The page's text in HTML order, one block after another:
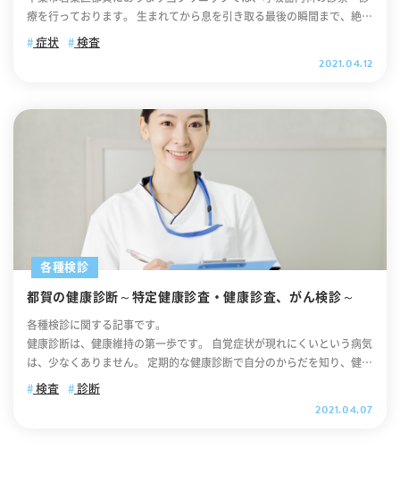
がって、可能であれば両方ともに「PCR検査」を行なうことをお勧めし
インフルエンザ検査の費用 インフルエンザ検査の費用は、保険適用の
場合は約2,000円程度が目安です。ただし、健康保険の種類によって異
000円程度になります。なお、初診の場合は、初診料が若干加算される
ことがありますので、安く見積もらないように注意してくださいね。
インフルエンザ検査時の注意点 インフルエンザ検査は、感染の初期段階
でも遅すぎるタイミングでも正しい結果を得ることができません。した
がって、インフルエンザ検査は、発熱から12～24時間のタイミングで受
けるように注意してください。なお、発熱していているのに陰性結果が
出た場合、医師から翌日に再検査を勧められることがあります。その場
合は翌日に再検査を受けるようにしてください。インフルエンザは、検
査を受けるまでは感染の有無が分かりませんが、油断は禁物です。検査
前からインフルエンザに感染している可能性を考慮して、周囲に感染を
めには、手洗いやマスクの着用、密閉・密集・密接の回避が重要です。
また、発症初期の段階で医療機関を受診し、専門医の指示に従うことも
重要になります。 インフルエンザ検査についての相談は板谷内科クリ
ニックへ インフルエンザウイルスに感染すると、約1週間で回復する場
常に感染力が強い、新型コロナウイルスの新たな変異株ウイルス。今後
さらなる感染拡大が懸念されております。そのため、第６波につながる
ば市中感染を広げることになります。ですから、一人ひとりが「感染を
拡大させない！」という強い意識を持ち「マスク着用」や「部屋の換
気」など、基本的な感染対策を徹底して行いましょう。 オミクロン株
の初期症状がない方も感染している可能性はあります 上述した通り、オ
ミクロン株は感染していても初期症状がない場合があります。ですの
で、無症状だからといって安心するのは危険。オミクロン株に感染して
いた場合「あなたの軽率な行動」で多くの方を感染させるかもしれませ
ん。ですので、不要不急の外出は控えましょう。 オミクロン株の感染
拡大を抑えるために 現在、日本国内ではオミクロン株の感染者が爆発的
に増加しております。そのため、基本的な感染対策はもちろんのこと
「イベントの自粛」や「飲食店利用の自粛」も必要な局面にきておりま
す。イベントの人数制限や飲食店の利用時間等はお住まいの地域にて異
なりますので、いま一度、自治体のホームページをご確認ください。な
お、千葉県のイベント開催制限等については「千葉県のホームページ」
風邪症状が見られるときは「千葉県発熱相談コールセンター」にご相談
しスタッフの指示に従ってください。（新型コロナウイルス感染症に関
ルギー性鼻炎」と花粉の飛散時期だけに鼻炎症状が認められる「季節性
の症状＞ このアレルギー疾患は、くしゃみ、鼻水、鼻づまりの症状が
起こります。なかでも、くしゃみに関しては連続して起こり、回数が多
すぎには気をつけましょう。また、これらの症状によって、勉強や仕事
に集中できす、生活に支障が出る場合がありますので、しっかりと治療
して症状を抑えることが大切ですよ。アレルギー性鼻炎の症状について
もっと詳しく知りたい方は、アレルギー疾患について解説しているサイ
トをご覧ください。 【アレルギー疾患3】アレルギー性皮膚炎 3つ
目に紹介するアレルギー疾患は『アレルギー性皮膚炎』です。このアレ
ルギー疾患は、かゆい湿疹が皮膚に繰り返し起こる病気。特に目のまわ
り、耳のまわり、首、肘など関節の曲げ伸ばしをしているところによく
できます。尚、特徴として、かゆいためにかき壊しが続くと、どんどん
発疹が拡大していくことが挙げられるでしょう。 ＜アレルギー性皮膚
たり、乾燥して皮膚がむけたりするといった症状があらわれます。こう
言うと、軽度な症状のように聞こえますが、場合によっては強いかゆみ
を伴う皮疹が生じて、バリア機能が低下。その結果、少しの刺激でかゆ
みが強くなり、思わず掻いてしまい、皮疹を悪化させるという最悪の事
態を招くこともあり得ますので、楽観視しないように気をつけてくださ
生労働省でも一般向けに花粉症の情報を掲載しています。 花粉症特集
林野庁でも、林野庁における花粉発生源対策として、スギ・ヒノキ花粉
情報を発信しています。 春になると多くの人が、つらい症状に悩まされ
る「スギ・ヒノキ花粉症」。毎年、花粉症の症状が出ている人は、花粉
が飛び始める前から早めに医療機関に相談することが大事です。 万全の
花粉症対策と早めの予防をするために、環境省花粉情報サイトが提供す
る花粉情報を活用してください。 引用：政府広報オンライン「環境省の
花粉情報をチェックして早めの治療と日常生活の対策に役立てよう」 花
粉症の症状を悪化させないためには、適切な治療と対策が重要です。医
療機関のアレルギー科の診察を受けることをおすすめします。 こちらの
サイトは、千葉市若葉区都賀のアレルギー科のクリニック・病院、ドク
ターの情報を調べることができます。 都賀のアレルギー科：こんなとき
は早めにアレルギー科の診察を じんましんが出る 口内炎ができる 息
がしづらい 喘息 鼻炎 咳やくしゃみが続く このような症状はありませ
んか？ 都賀駅徒歩１分、都賀Ｍ３ビル１階にある、当クリニックへお越
しください。 日本アレルギー学会は、学問的な強い関心と専門知識を持
る能力のある医師を「アレルギー専門医」として認定しています。 アレ
ルギー専門医は、個々の患者さまの症状の改善と、可能な限り根治を目
テム「わたしの町のお医者さん」で検索できます。 都賀の内科：総合内
え、内科診療を幅広くかつ専門的に行います。 内科系の全領域に広い知
識・洞察力を持ち，身体・精神の統合（全身）的・機能的視野から診
断・治療を行ないます。 どの科を受診したらいいのかわからないという
患者さまの症状を、総合的に診断、診察します。 また、一見、どの科を
受診するのわかりやすいという症状であっても、その背景には、内科的
問題が潜んでいる場合もあります。 総合内科専門医は、日常診療から健
康管理、予防医学まで、総合的に相談できる、地域に根ざしたかかりつ
け医の役割を果たしています。 当クリニックは、１９８９年の開院以
来、心身のどんな御相談にも応じる姿勢で診療を続けて参りました。
1．わかりやすい言葉・わかりやすい形で提供するよう心掛けていま
ックを目指しています。 3．どの科に行っていいか分からない、この病
気は特にどこの病院に行くのがいいか分からないといった御相談にも対
応いたします。 専門的治療が必要な場合は、直ちにご希望の病院へご紹
介いたします。 病気や治療でお困りのことがございましたらお気軽にご
療を行っております。 生まれてから息を引き取る最後の瞬間まで、絶え
ず行われている「呼吸」。 意識しなくても、眠っている時でさえ、呼吸
ます。 都賀の呼吸器内科：呼吸器とは 呼吸器とは、肺および、その周
辺臓器のことです。 呼吸（吸入と呼気）を通して、空気と血液との間の
ガス交換、血液と身体の細胞との間のガスの交換を促進します。 呼吸を
して、体内に酸素を取り込み、炭酸ガスを排出するというガス交換のほ
かに、匂いを嗅いだり、声を出したりするのを補助する働きもありま
んとなく咳が出る、咳が長引く、という症状を放置してしまうと、呼吸
器疾患の発見を遅らせてしまう可能性があります。 「咳が長引く」「痰
がからむ・切れない」「動くと息切れがする」「胸が痛む」といった症
状には、呼吸器疾患が隠れていることも多いのです。 このような症状は
放置せずに、早めに、呼吸器内科で診察を受けるようおすすめします。
しつこい咳は、気管支炎、肺炎、気管支喘息、咳喘息、ＣＯＰＤなどの
呼吸器疾患の可能性があります。 ＣＯＰＤとは、慢性閉塞性肺疾患/ Ch
症状 検査
2021.04.12
各種検診
都賀の健康診断～特定健康診査・健康診査、がん検診～
各種検診に関する記事です。
健康診断は、健康維持の第一歩です。 自覚症状が現れにくいという病気
は、少なくありません。 定期的な健康診断で自分のからだを知り、健康
状態をしっかりチェックしましょう。 自らの健康を守るためには、一人
検査 診断
2021.04.07